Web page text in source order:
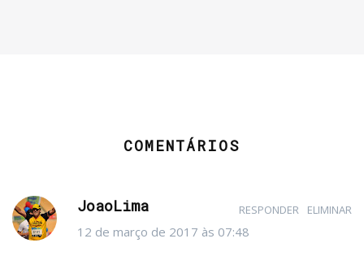
COMENTÁRIOS
JoaoLima
12 de março de 2017 às 07:48
RESPONDER ELIMINAR